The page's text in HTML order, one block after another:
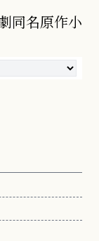
同名原作小